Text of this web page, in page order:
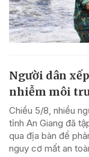
Người dân
nhiễm môi
Chiều 5/8, nhiều
tỉnh An Giang đã
qua địa bàn để
nguy cơ mất an